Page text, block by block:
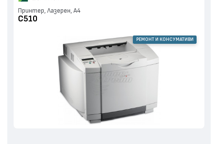
Принтер, Лазерен, А4
C510
РЕМОНТ И КОНСУМАТИВИ